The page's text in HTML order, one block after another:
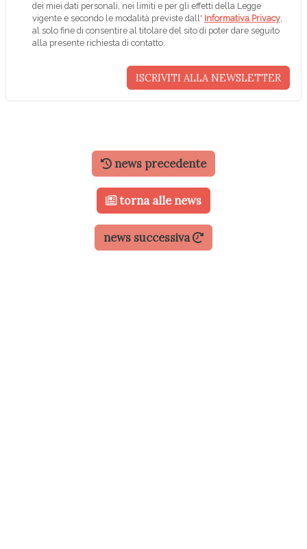
dei miei dati personali, nei limiti e per gli effetti della Legge
vigente e secondo le modalità previste dall' Informativa Privacy,
al solo fine di consentire al titolare del sito di poter dare seguito
alla presente richiesta di contatto.
news precedente
torna alle news
news successiva